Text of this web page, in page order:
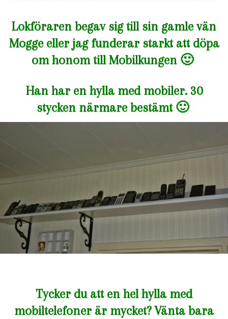
Lokföraren begav sig till sin gamle vän
Mogge eller jag funderar starkt att döpa
om honom till Mobilkungen 🙂
Han har en hylla med mobiler. 30
stycken närmare bestämt 🙂
Tycker du att en hel hylla med
mobiltelefoner är mycket? Vänta bara